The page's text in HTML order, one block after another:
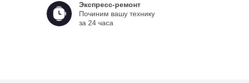
Экспресс-ремонт
Починим вашу технику
за 24 часа